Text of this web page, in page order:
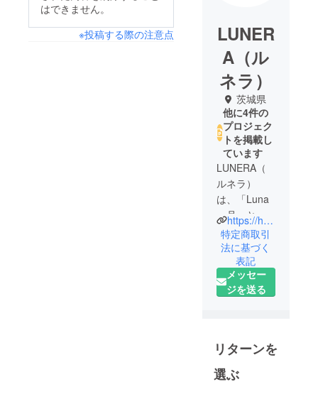
はできません。
※投稿する際の注意点
LUNER
A（ル
ネラ）
茨城県
他に4件の
プロジェク
トを掲載し
ています
LUNERA（
ルネラ）
は、「Luna
＝月」と
「Era＝時
代」を意味
し、静かに
夜を照らす
月のよう
しにそっと
寄り添うプ
ロダクトを
https://hamada-factory.jp/
特定商取引
法に基づく
表記
メッセー
ジを送る
リターンを
選ぶ